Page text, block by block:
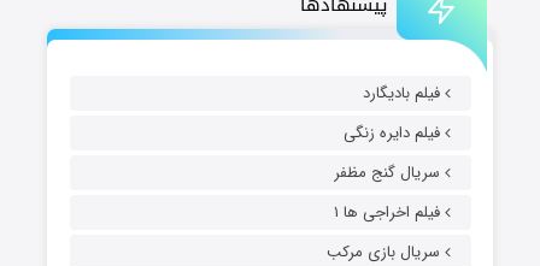
فیلم بادیگارد
فیلم دایره زنگی
سریال گنج مظفر
فیلم اخراجی ها ۱
سریال بازی مرکب